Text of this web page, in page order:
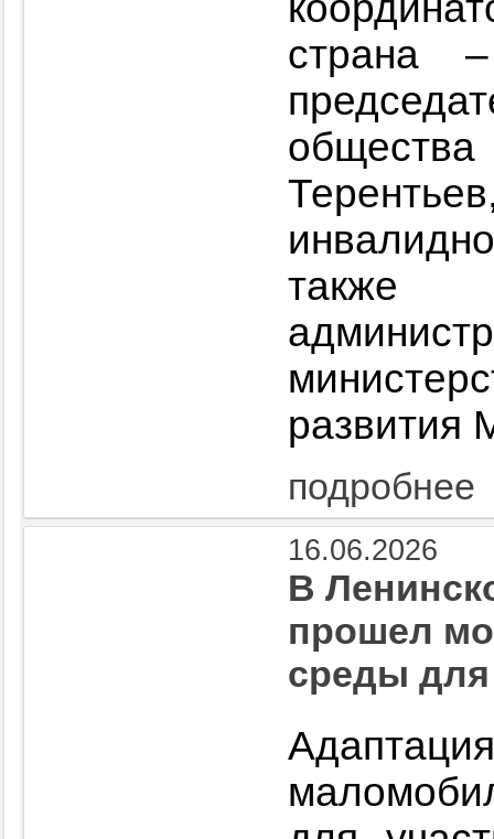
страна
также
развития
подробнее
16.06.2026
В
прошел
среды